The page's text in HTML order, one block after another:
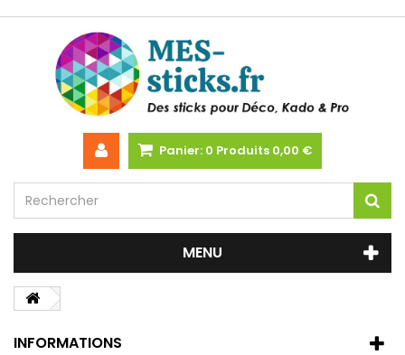
Panier: 0 Produits 0,00 €
MENU
INFORMATIONS